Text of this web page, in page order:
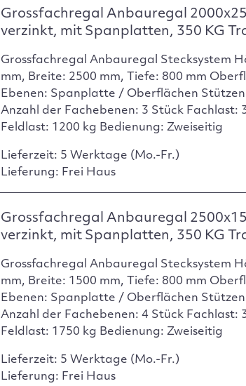
Grossfachregal Anbauregal
verzinkt, mit Spanplatten, 350 KG
Grossfachregal Anbauregal Stecksystem
mm, Breite: 2500 mm, Tiefe: 800 mm
Ebenen: Spanplatte / Oberflächen
Anzahl der Fachebenen: 3 Stück Fachlast:
Feldlast: 1200 kg Bedienung: Zweiseitig
Lieferzeit: 5 Werktage (Mo.-Fr.)
Lieferung: Frei Haus
Grossfachregal Anbauregal
verzinkt, mit Spanplatten, 350 KG
Grossfachregal Anbauregal Stecksystem
mm, Breite: 1500 mm, Tiefe: 800 mm
Ebenen: Spanplatte / Oberflächen
Anzahl der Fachebenen: 4 Stück Fachlast:
Feldlast: 1750 kg Bedienung: Zweiseitig
Lieferzeit: 5 Werktage (Mo.-Fr.)
Lieferung: Frei Haus